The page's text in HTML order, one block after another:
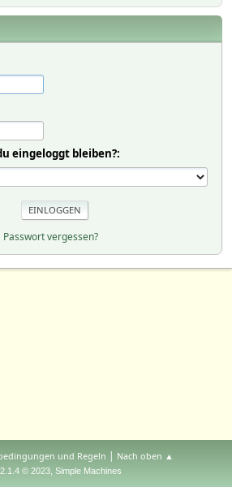
eingeloggt bleiben?:
Passwort vergessen?
und Regeln | Nach oben ▲
© 2023, Simple Machines